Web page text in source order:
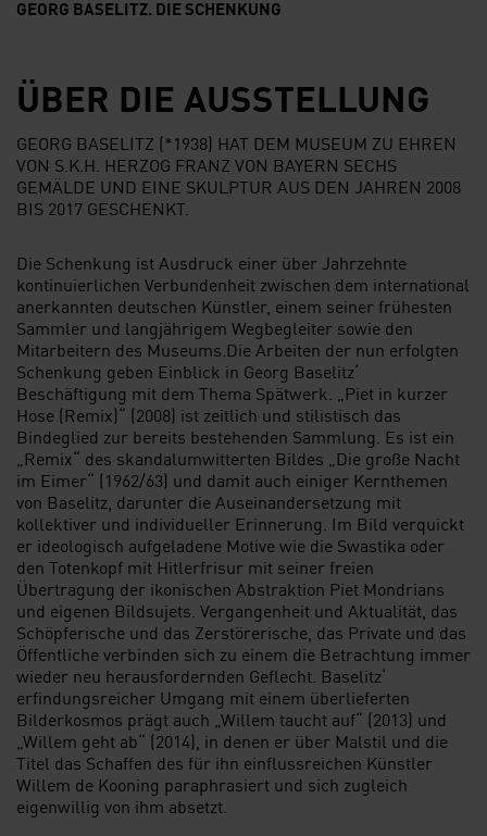
GEORG BASELITZ. DIE SCHENKUNG
ÜBER DIE AUSSTELLUNG
GEORG BASELITZ (*1938) HAT DEM MUSEUM ZU EHREN
VON S.K.H. HERZOG FRANZ VON BAYERN SECHS
GEMÄLDE UND EINE SKULPTUR AUS DEN JAHREN 2008
BIS 2017 GESCHENKT.
Die Schenkung ist Ausdruck einer über Jahrzehnte
kontinuierlichen Verbundenheit zwischen dem international
anerkannten deutschen Künstler, einem seiner frühesten
Sammler und langjährigem Wegbegleiter sowie den
Mitarbeitern des Museums.Die Arbeiten der nun erfolgten
Schenkung geben Einblick in Georg Baselitz‘
Beschäftigung mit dem Thema Spätwerk. „Piet in kurzer
Hose (Remix)“ (2008) ist zeitlich und stilistisch das
Bindeglied zur bereits bestehenden Sammlung. Es ist ein
„Remix“ des skandalumwitterten Bildes „Die große Nacht
im Eimer“ (1962/63) und damit auch einiger Kernthemen
von Baselitz, darunter die Auseinandersetzung mit
kollektiver und individueller Erinnerung. Im Bild verquickt
er ideologisch aufgeladene Motive wie die Swastika oder
den Totenkopf mit Hitlerfrisur mit seiner freien
Übertragung der ikonischen Abstraktion Piet Mondrians
und eigenen Bildsujets. Vergangenheit und Aktualität, das
Schöpferische und das Zerstörerische, das Private und das
Öffentliche verbinden sich zu einem die Betrachtung immer
wieder neu herausfordernden Geflecht. Baselitz‘
erfindungsreicher Umgang mit einem überlieferten
Bilderkosmos prägt auch „Willem taucht auf“ (2013) und
„Willem geht ab“ (2014), in denen er über Malstil und die
Titel das Schaffen des für ihn einflussreichen Künstler
Willem de Kooning paraphrasiert und sich zugleich
eigenwillig von ihm absetzt.